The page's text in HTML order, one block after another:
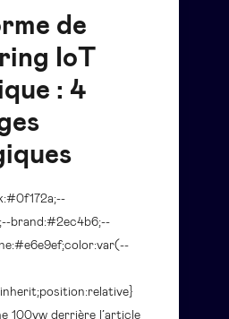
de
IoT
: 4
brand:#2ec4b6;--
100vw derrière l’article